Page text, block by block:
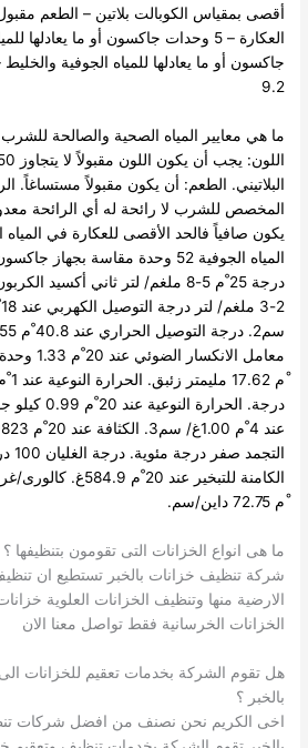
أقصى بمقياس الكوبالت بلاتين – الطعم
العكارة – 5 وحدات جاكسون أو ما يعادلها للمياه المرشحة
جاكسون أو ما يعادلها للمياه الجوفية والخليط
9.2
ما هي معايير المياه الصحية والصالحة
البلاتيني. الطعم: أن يكون مقبولاً مستساغاً.
المخصص للشرب لا رائحة له أي الرائحة
المياه الجوفية 52 وحدة مقاسة بجهاز جاكسون.
سم2.
درجة التوصيل الحراري عند 40.8 ْم 1.555 وات/ متر. درجة.
درجة.
الحرارة
عند 4 ْم 1.00غ/ سم3. الكثافة عند 20 ْم 0.99823غ/ سم3.
التجمد صفر درجة مئوية. درجة الغليان 100 درجة مئوية.
ْم 72.75 داين/سم.
ما هى انواع الخزانات التى تقومون بتنظيفها ؟
شركة تنظيف خزانات بالخبر تستطيع ان
الارضية منها وتنظيف الخزانات العلوية
الخزانات الخرسانية فقط تواصل معنا الان
هل تقوم الشركة بخدمات تعقيم للخزانات
بالخبر ؟
اخى الكريم نحن نصنف من افضل شركات